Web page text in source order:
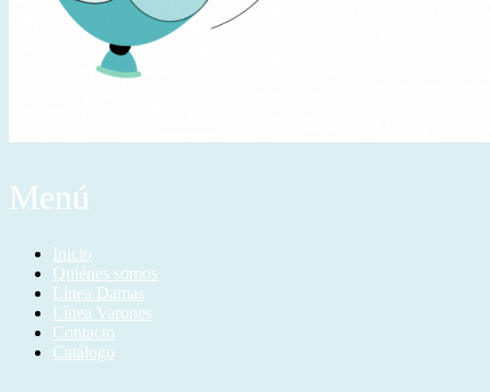
Menú
Inicio
Quiénes somos
Línea Damas
Línea Varones
Contacto
Catálogo